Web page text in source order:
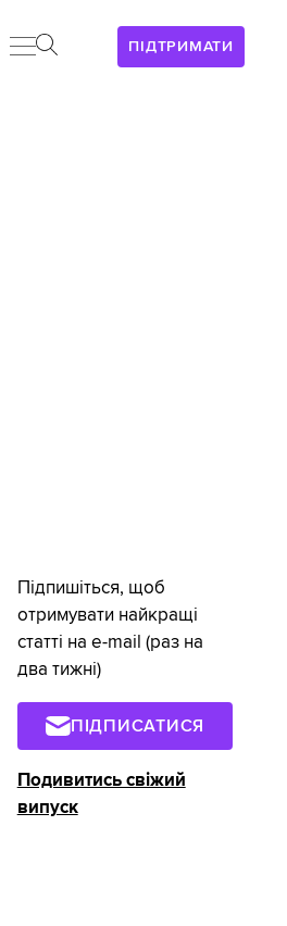
ПІДТРИМАТИ
Підпишіться, щоб
отримувати найкращі
статті на e-mail (раз на
два тижні)
ПІДПИСАТИСЯ
Подивитись свіжий
випуск